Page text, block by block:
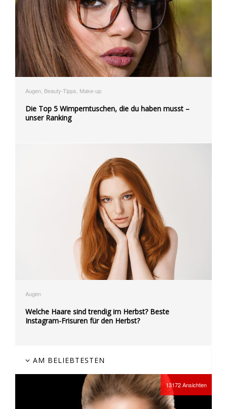
Augen, Beauty-Tipps, Make-up
Die Top 5 Wimperntuschen, die du haben musst –
unser Ranking
Augen
Welche Haare sind trendig im Herbst? Beste
Instagram-Frisuren für den Herbst?
AM BELIEBTESTEN
13172Ansichten